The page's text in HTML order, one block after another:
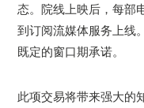
态。院线上映后，每部
到订阅流媒体服务上线
既定的窗口期承诺。
此项交易将带来强大的